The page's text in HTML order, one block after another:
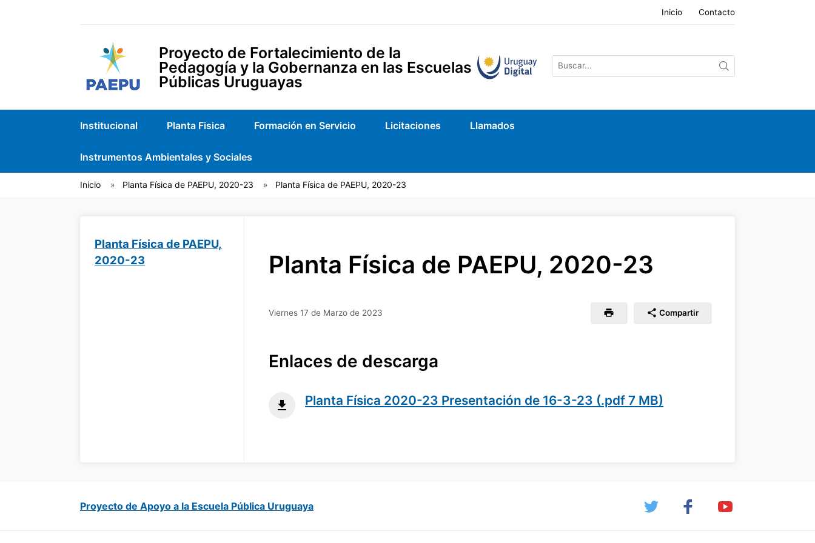
Inicio Contacto
Proyecto de Fortalecimiento de la
Pedagogía y la Gobernanza en las Escuelas
Públicas Uruguayas
Institucional Planta Fisica Formación en Servicio Licitaciones Llamados
Instrumentos Ambientales y Sociales
Inicio Planta Física de PAEPU, 2020-23 Planta Física de PAEPU, 2020-23
Planta Física de PAEPU,
2020-23
Planta Física de PAEPU, 2020-23
Viernes 17 de Marzo de 2023 Compartir
Enlaces de descarga
Planta Física 2020-23 Presentación de 16-3-23 (.pdf 7 MB)
Proyecto de Apoyo a la Escuela Pública Uruguaya